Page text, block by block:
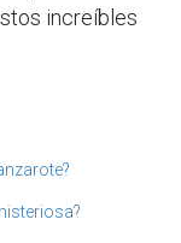
increíbles